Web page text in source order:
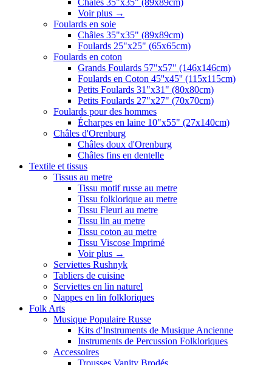
Voir plus →
Foulards en soie
Châles 35"x35" (89x89cm)
Foulards 25"x25" (65x65cm)
Foulards en coton
Grands Foulards 57"x57" (146x146cm)
Foulards en Coton 45''x45'' (115x115cm)
Petits Foulards 31"x31" (80x80cm)
Petits Foulards 27"x27" (70x70cm)
Foulards pour des hommes
Écharpes en laine 10"x55" (27x140cm)
Châles d'Orenburg
Châles doux d'Orenburg
Châles fins en dentelle
Textile et tissus
Tissus au metre
Tissu motif russe au metre
Tissu folklorique au metre
Tissu Fleuri au metre
Tissu lin au metre
Tissu coton au metre
Tissu Viscose Imprimé
Voir plus →
Serviettes Rushnyk
Tabliers de cuisine
Serviettes en lin naturel
Nappes en lin folkloriques
Folk Arts
Musique Populaire Russe
Kits d'Instruments de Musique Ancienne
Instruments de Percussion Folkloriques
Accessoires
Trousses Vanity Brodés